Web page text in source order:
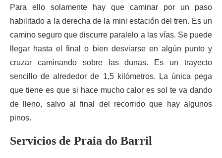
Para ello solamente hay que caminar por un paso
habilitado a la derecha de la mini estación del tren. Es un
camino seguro que discurre paralelo a las vías. Se puede
llegar hasta el final o bien desviarse en algún punto y
cruzar caminando sobre las dunas. Es un trayecto
sencillo de alrededor de 1,5 kilómetros. La única pega
que tiene es que si hace mucho calor es sol te va dando
de lleno, salvo al final del recorrido que hay algunos
pinos.
Servicios de Praia do Barril